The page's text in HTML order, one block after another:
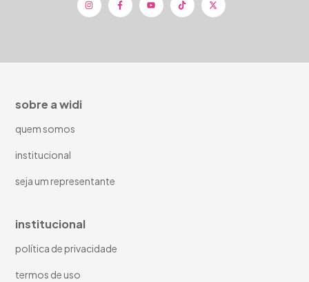
sobre a widi
quem somos
institucional
seja um representante
institucional
política de privacidade
termos de uso